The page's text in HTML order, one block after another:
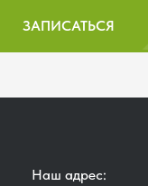
ЗАПИСАТЬСЯ
Наш адрес: